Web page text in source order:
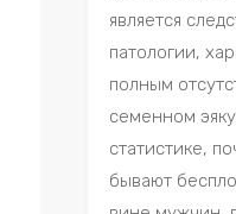
является
патологии,
полным
семенном
статистике,
бывают